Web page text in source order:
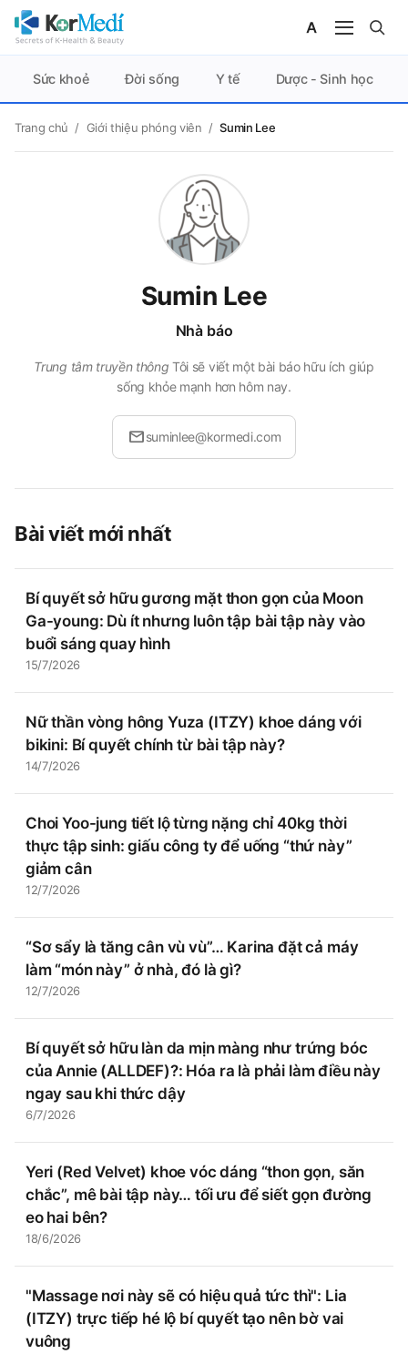
Sức khoẻ Đời sống Y tế Dược - Sinh học
Trang chủ / Giới thiệu phóng viên /Sumin Lee
Sumin Lee
Nhà báo
Trung tâm truyền thông Tôi sẽ viết một bài báo hữu ích giúp
sống khỏe mạnh hơn hôm nay.
mailsuminlee@kormedi.com
Bài viết mới nhất
Bí quyết sở hữu gương mặt thon gọn của Moon
Ga-young: Dù ít nhưng luôn tập bài tập này vào
buổi sáng quay hình
15/7/2026
Nữ thần vòng hông Yuza (ITZY) khoe dáng với
bikini: Bí quyết chính từ bài tập này?
14/7/2026
Choi Yoo-jung tiết lộ từng nặng chỉ 40kg thời
thực tập sinh: giấu công ty để uống “thứ này”
giảm cân
12/7/2026
“Sơ sẩy là tăng cân vù vù”… Karina đặt cả máy
làm “món này” ở nhà, đó là gì?
12/7/2026
Bí quyết sở hữu làn da mịn màng như trứng bóc
của Annie (ALLDEF)?: Hóa ra là phải làm điều này
ngay sau khi thức dậy
6/7/2026
Yeri (Red Velvet) khoe vóc dáng “thon gọn, săn
chắc”, mê bài tập này… tối ưu để siết gọn đường
eo hai bên?
18/6/2026
"Massage nơi này sẽ có hiệu quả tức thì": Lia
(ITZY) trực tiếp hé lộ bí quyết tạo nên bờ vai
vuông